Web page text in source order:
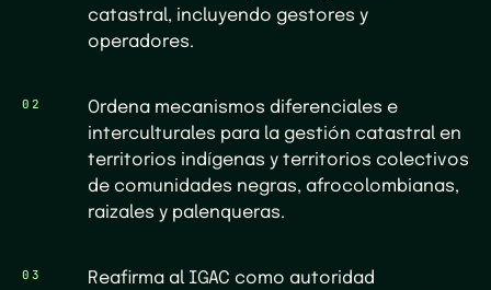
catastral, incluyendo gestores y
operadores.
02
Ordena mecanismos diferenciales e
interculturales para la gestión catastral en
territorios indígenas y territorios colectivos
de comunidades negras, afrocolombianas,
raizales y palenqueras.
03
Reafirma al IGAC como autoridad